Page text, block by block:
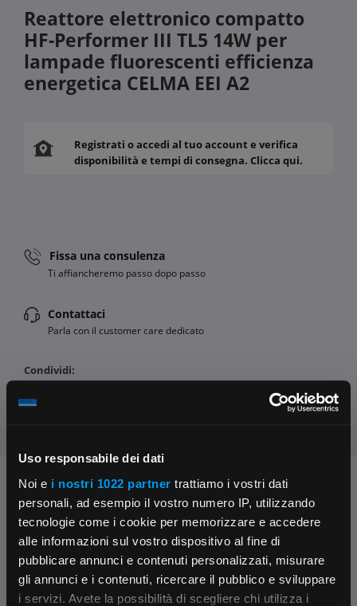
Uso responsabile dei dati
Noi e i nostri 1022 partner trattiamo i vostri dati
personali, ad esempio il vostro numero IP, utilizzando
tecnologie come i cookie per memorizzare e accedere
alle informazioni sul vostro dispositivo al fine di
pubblicare annunci e contenuti personalizzati, misurare
gli annunci e i contenuti, ricercare il pubblico e sviluppare
i servizi. Avete la possibilità di scegliere chi utilizza i
Reattore elettronico compatto
HF-Performer III TL5 14W per
lampade fluorescenti efficienza
energetica CELMA EEI A2
Registrati o accedi al tuo account e verifica
disponibilità e tempi di consegna. Clicca qui.
Fissa una consulenza
Ti affiancheremo passo dopo passo
Contattaci
Parla con il customer care dedicato
Condividi:
Chiedi ai nostri tecnici